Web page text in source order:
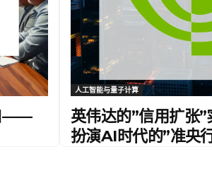
——
人工智能与量子计算
英伟达的”信用扩张
扮演AI时代的”准央